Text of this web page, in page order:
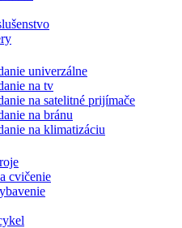
univerzálne
na tv
na satelitné prijímače
na bránu
na klimatizáciu
cvičenie